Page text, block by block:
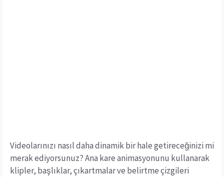
Videolarınızı nasıl daha dinamik bir hale getireceğinizi mi
merak ediyorsunuz? Ana kare animasyonunu kullanarak
klipler, başlıklar, çıkartmalar ve belirtme çizgileri